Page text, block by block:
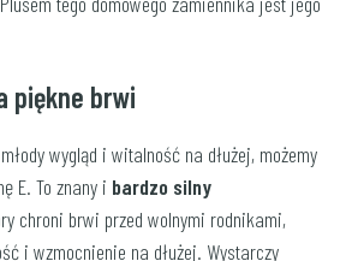
piękne brwi
wygląd i witalność na dłużej, możemy
E. To znany i bardzo silny
chroni brwi przed wolnymi rodnikami,
i wzmocnienie na dłużej. Wystarczy